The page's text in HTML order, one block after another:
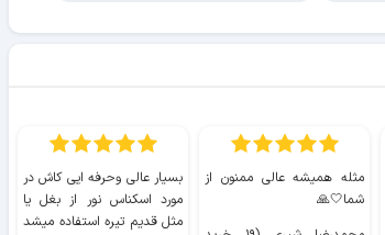
مثله همیشه عالی ممنون از
شما🤍🙏
بسیار عالی وحرفه ایی کاش در
مورد اسکناس نور از بغل یا
مثل قدیم تیره استفاده میشد